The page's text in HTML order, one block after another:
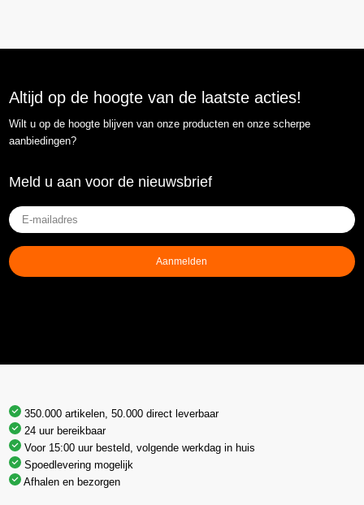
Altijd op de hoogte van de laatste acties!
Wilt u op de hoogte blijven van onze producten en onze scherpe
aanbiedingen?
Meld u aan voor de nieuwsbrief
E-
mailadres(Vereist)
Aanmelden
350.000 artikelen, 50.000 direct leverbaar
24 uur bereikbaar
Voor 15:00 uur besteld, volgende werkdag in huis
Spoedlevering mogelijk
Afhalen en bezorgen